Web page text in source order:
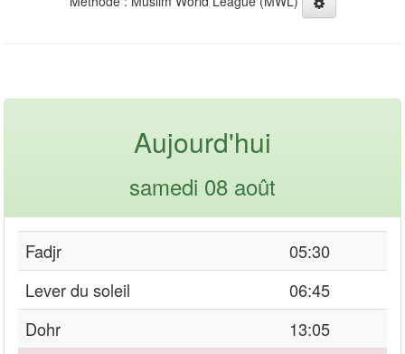
Aujourd'hui
samedi 08 août
Fadjr
05:30
Lever du soleil
06:45
Dohr
13:05